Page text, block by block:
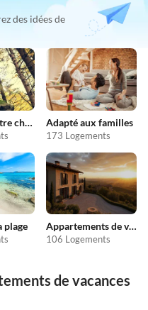
des idées de
Emmener votre chien en vacances Adapté aux familles
173 Logements
plage Appartements de vacances pas chers
106 Logements
de vacances